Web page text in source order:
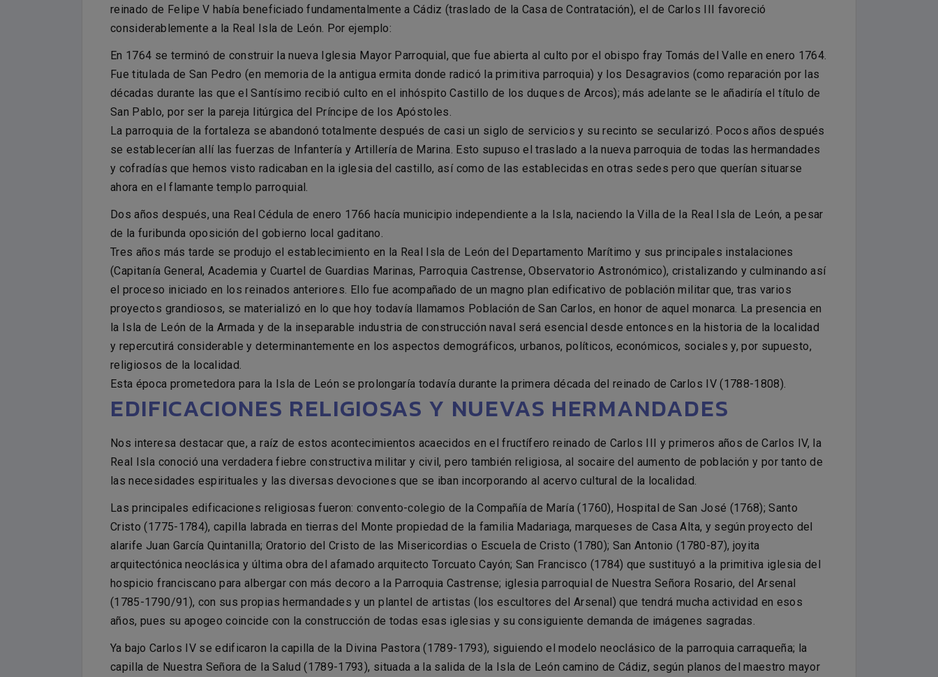
reinado de Felipe V había beneficiado fundamentalmente a Cádiz (traslado de la Casa de Contratación), el de Carlos III favoreció
considerablemente a la Real Isla de León. Por ejemplo:
En 1764 se terminó de construir la nueva Iglesia Mayor Parroquial, que fue abierta al culto por el obispo fray Tomás del Valle en enero 1764.
Fue titulada de San Pedro (en memoria de la antigua ermita donde radicó la primitiva parroquia) y los Desagravios (como reparación por las
décadas durante las que el Santísimo recibió culto en el inhóspito Castillo de los duques de Arcos); más adelante se le añadiría el título de
San Pablo, por ser la pareja litúrgica del Príncipe de los Apóstoles.
La parroquia de la fortaleza se abandonó totalmente después de casi un siglo de servicios y su recinto se secularizó. Pocos años después
se establecerían allí las fuerzas de Infantería y Artillería de Marina. Esto supuso el traslado a la nueva parroquia de todas las hermandades
y cofradías que hemos visto radicaban en la iglesia del castillo, así como de las establecidas en otras sedes pero que querían situarse
ahora en el flamante templo parroquial.
Dos años después, una Real Cédula de enero 1766 hacía municipio independiente a la Isla, naciendo la Villa de la Real Isla de León, a pesar
de la furibunda oposición del gobierno local gaditano.
Tres años más tarde se produjo el establecimiento en la Real Isla de León del Departamento Marítimo y sus principales instalaciones
(Capitanía General, Academia y Cuartel de Guardias Marinas, Parroquia Castrense, Observatorio Astronómico), cristalizando y culminando así
el proceso iniciado en los reinados anteriores. Ello fue acompañado de un magno plan edificativo de población militar que, tras varios
proyectos grandiosos, se materializó en lo que hoy todavía llamamos Población de San Carlos, en honor de aquel monarca. La presencia en
la Isla de León de la Armada y de la inseparable industria de construcción naval será esencial desde entonces en la historia de la localidad
y repercutirá considerable y determinantemente en los aspectos demográficos, urbanos, políticos, económicos, sociales y, por supuesto,
religiosos de la localidad.
Esta época prometedora para la Isla de León se prolongaría todavía durante la primera década del reinado de Carlos IV (1788-1808).
EDIFICACIONES RELIGIOSAS Y NUEVAS HERMANDADES
Nos interesa destacar que, a raíz de estos acontecimientos acaecidos en el fructífero reinado de Carlos III y primeros años de Carlos IV, la
Real Isla conoció una verdadera fiebre constructiva militar y civil, pero también religiosa, al socaire del aumento de población y por tanto de
las necesidades espirituales y las diversas devociones que se iban incorporando al acervo cultural de la localidad.
Las principales edificaciones religiosas fueron: convento-colegio de la Compañía de María (1760), Hospital de San José (1768); Santo
Cristo (1775-1784), capilla labrada en tierras del Monte propiedad de la familia Madariaga, marqueses de Casa Alta, y según proyecto del
alarife Juan García Quintanilla; Oratorio del Cristo de las Misericordias o Escuela de Cristo (1780); San Antonio (1780-87), joyita
arquitectónica neoclásica y última obra del afamado arquitecto Torcuato Cayón; San Francisco (1784) que sustituyó a la primitiva iglesia del
hospicio franciscano para albergar con más decoro a la Parroquia Castrense; iglesia parroquial de Nuestra Señora Rosario, del Arsenal
(1785-1790/91), con sus propias hermandades y un plantel de artistas (los escultores del Arsenal) que tendrá mucha actividad en esos
años, pues su apogeo coincide con la construcción de todas esas iglesias y su consiguiente demanda de imágenes sagradas.
Ya bajo Carlos IV se edificaron la capilla de la Divina Pastora (1789-1793), siguiendo el modelo neoclásico de la parroquia carraqueña; la
capilla de Nuestra Señora de la Salud (1789-1793), situada a la salida de la Isla de León camino de Cádiz, según planos del maestro mayor